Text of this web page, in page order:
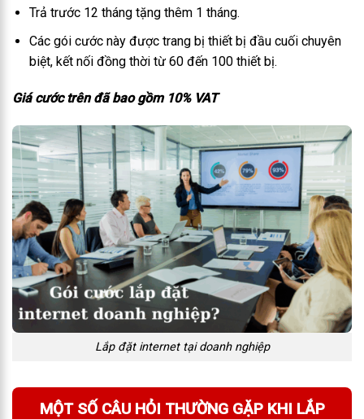
Trả trước 12 tháng tặng thêm 1 tháng.
Các gói cước này được trang bị thiết bị đầu cuối chuyên
biệt, kết nối đồng thời từ 60 đến 100 thiết bị.
Giá cước trên đã bao gồm 10% VAT
Lắp đặt internet tại doanh nghiệp
MỘT SỐ CÂU HỎI THƯỜNG GẶP KHI LẮP